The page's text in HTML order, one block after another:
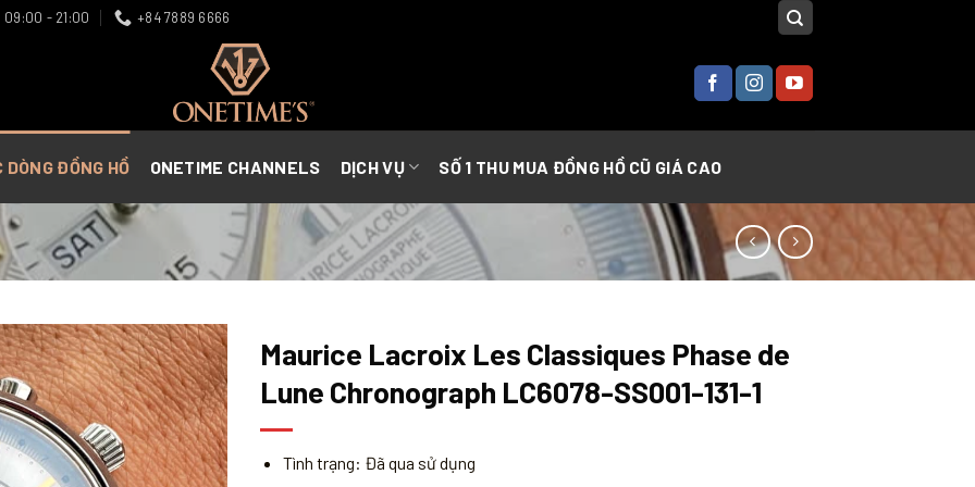
09:00 - 21:00 +84 7889 6666
ĐỒNG HỒ ONETIME CHANNELS DỊCH VỤ SỐ 1 THU MUA ĐỒNG HỒ CŨ GIÁ CAO
Maurice Lacroix Les Classiques Phase de
Lune Chronograph LC6078-SS001-131-1
Tình trạng: Đã qua sử dụng